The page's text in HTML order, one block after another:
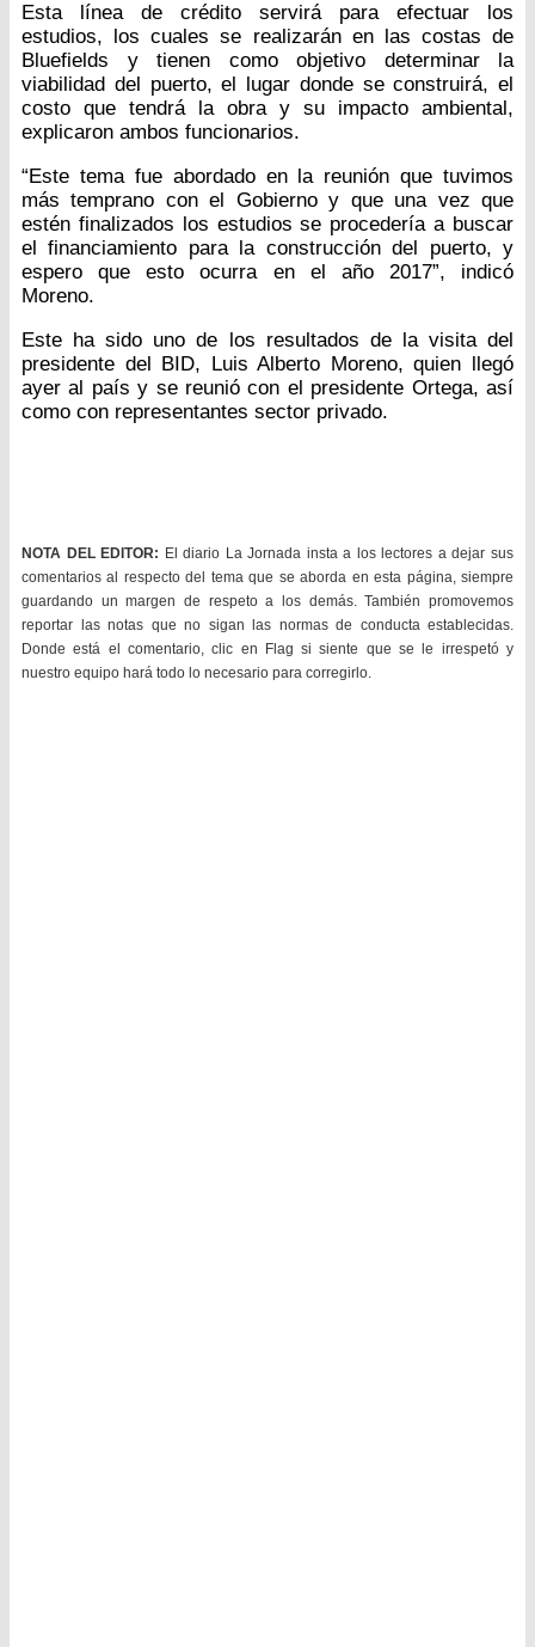
Esta línea de crédito servirá para efectuar los
estudios, los cuales se realizarán en las costas de
Bluefields y tienen como objetivo determinar la
viabilidad del puerto, el lugar donde se construirá, el
costo que tendrá la obra y su impacto ambiental,
explicaron ambos funcionarios.
“Este tema fue abordado en la reunión que tuvimos
más temprano con el Gobierno y que una vez que
estén finalizados los estudios se procedería a buscar
el financiamiento para la construcción del puerto, y
espero que esto ocurra en el año 2017”, indicó
Moreno.
Este ha sido uno de los resultados de la visita del
presidente del BID, Luis Alberto Moreno, quien llegó
ayer al país y se reunió con el presidente Ortega, así
como con representantes sector privado.
NOTA DEL EDITOR: El diario La Jornada insta a los lectores a dejar sus
comentarios al respecto del tema que se aborda en esta página, siempre
guardando un margen de respeto a los demás. También promovemos
reportar las notas que no sigan las normas de conducta establecidas.
Donde está el comentario, clic en Flag si siente que se le irrespetó y
nuestro equipo hará todo lo necesario para corregirlo.